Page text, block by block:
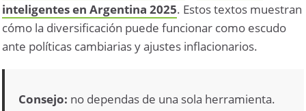
inteligentes en Argentina 2025. Estos textos muestran
cómo la diversificación puede funcionar como escudo
ante políticas cambiariasyajustes inflacionarios.
Consejo: no dependas de una sola herramienta.